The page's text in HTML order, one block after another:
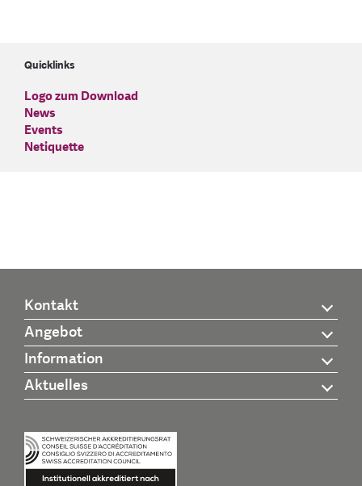
Quicklinks
Logo zum Download
News
Events
Netiquette
Kontakt
Angebot
Information
Aktuelles